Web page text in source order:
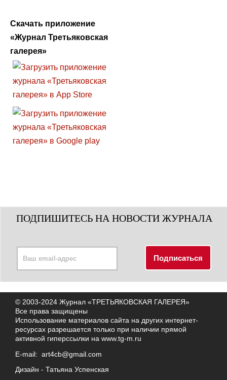
Скачать приложение
«Журнал Третьяковская
галерея»
ПОДПИШИТЕСЬ НА НОВОСТИ ЖУРНАЛА
© 2003-2024 Журнал «ТРЕТЬЯКОВСКАЯ ГАЛЕРЕЯ»
Все права защищены
Использование материалов сайта на других интернет-
ресурсах разрешается только при наличии прямой
активной гиперссылки на www.tg-m.ru
E-mail: art4cb@gmail.com
Дизайн - Татьяна Успенская